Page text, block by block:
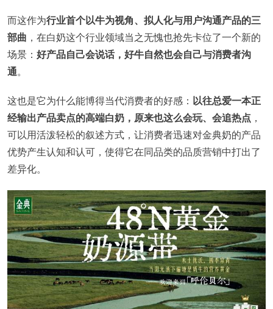
而这作为行业首个以牛为视角、拟人化与用户沟通产品的三
部曲 ，在白奶这个行业领域当之无愧也抢先卡位了一个新的
场景： 好产品自己会说话，好牛自然也会自己与消费者沟
通。
这也是它为什么能博得当代消费者的好感： 以往总爱一本正
经输出产品卖点的高端白奶，原来也这么会玩、会追热点 ，
可以用活泼轻松的叙述方式，让消费者迅速对金典奶的产品
优势产生认知和认可，使得它在同品类的品质营销中打出了
差异化。